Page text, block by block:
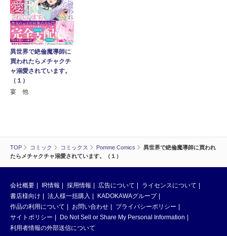
TOP コミック コミックス Pomme Comics
異世界で絶倫魔導師に買われ
たらメチャクチャ溺愛されています。（１）
異世界で絶倫魔導師に
買われたらメチャクチ
ャ溺愛されています。
（１）
宴 他
会社概要 IR情報 採用情報 広告について
ライセンスについて
書店様向け
法人様一括購入
KADOKAWAグループ
作品の利用について
お問い合わせ
プライバシーポリシー
サイトポリシー
Do Not Sell or Share My Personal Information
利用者情報の外部送信について